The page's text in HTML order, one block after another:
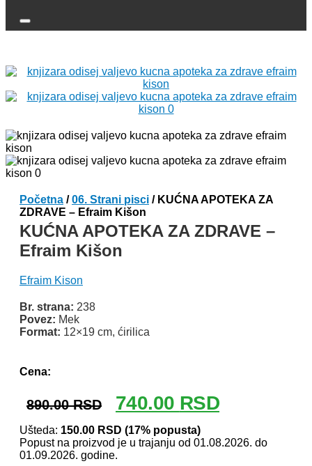
Početna /06. Strani pisci / KUĆNA APOTEKA ZA
ZDRAVE – Efraim Kišon
KUĆNA APOTEKA ZA ZDRAVE –
Efraim Kišon
Efraim Kison
Br. strana: 238
Povez: Mek
Format: 12×19 cm, ćirilica
Cena:
890.00RSD
Originalna
cena
je
bila:
740.00 RSDTrenutna
cena
740.00 RSD.
Ušteda: 150.00 RSD (17% popusta)
Popust na proizvod je u trajanju od 01.08.2026. do
01.09.2026. godine.